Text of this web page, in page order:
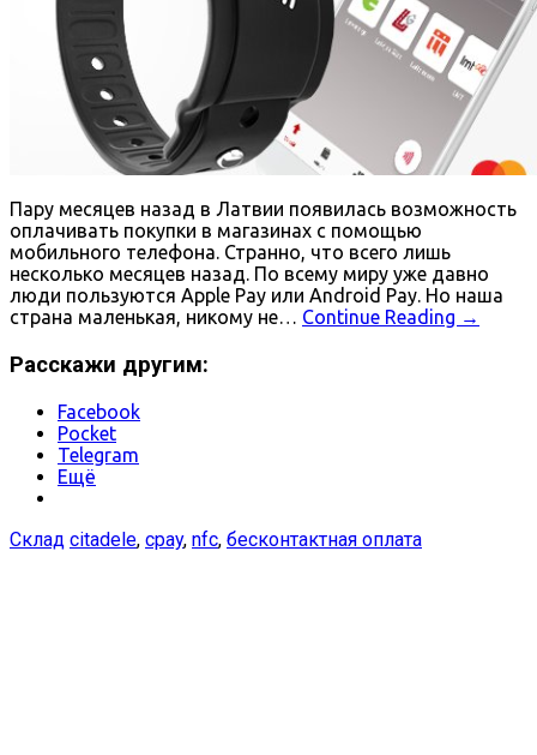
Пару месяцев назад в Латвии появилась возможность
оплачивать покупки в магазинах с помощью
мобильного телефона. Странно, что всего лишь
несколько месяцев назад. По всему миру уже давно
люди пользуются Apple Pay или Android Pay. Но наша
страна маленькая, никому не… Continue Reading →
Расскажи другим:
Facebook
Pocket
Telegram
Ещё
Склад citadele, cpay, nfc, бесконтактная оплата